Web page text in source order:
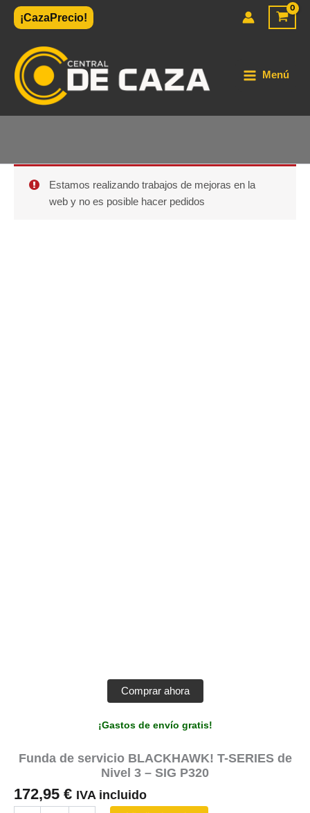
¡CazaPrecio!
Menú
Estamos realizando trabajos de mejoras en la
web y no es posible hacer pedidos
Comprar ahora
¡Gastos de envío gratis!
Funda de servicio BLACKHAWK! T-SERIES de
Nivel 3 – SIG P320
172,95 € IVA incluido